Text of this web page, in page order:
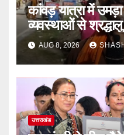
कांवड़ यात्रा में
व्यवस्थाओं से
AUG 8, 2026
उत्तराखंड